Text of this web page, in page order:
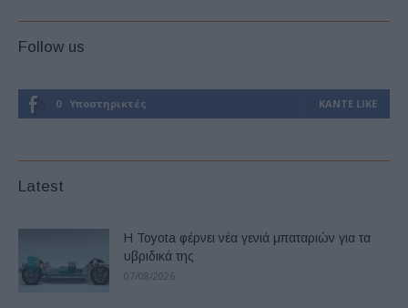
Follow us
0 Υποστηρικτές ΚΆΝΤΕ LIKE
Latest
Η Toyota φέρνει νέα γενιά μπαταριών για τα
υβριδικά της
07/08/2026